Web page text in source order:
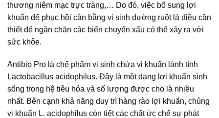
thương niêm mạc trực tràng,… Do đó, việc bổ sung lợi
khuẩn để phục hồi cân bằng vi sinh đường ruột là điều cần
thiết để ngăn chặn các biến chuyển xấu có thể xảy ra với
sức khỏe.
Antibio Pro là chế phẩm vi sinh chứa vi khuẩn lành tính
Lactobacillus acidophilus. Đây là một dạng lợi khuẩn sinh
sống trong hệ tiêu hóa và số lượng được cho là nhiều
nhất. Bên cạnh khả năng duy trì hàng rào lợi khuẩn, chủng
vi khuẩn L. acidophilus còn tiết các chất ức chế sự phát